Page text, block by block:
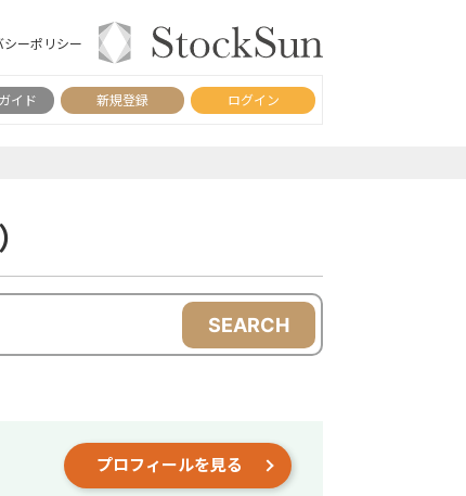
シーポリシー
イド 新規登録 ログイン
SEARCH
プロフィールを見る